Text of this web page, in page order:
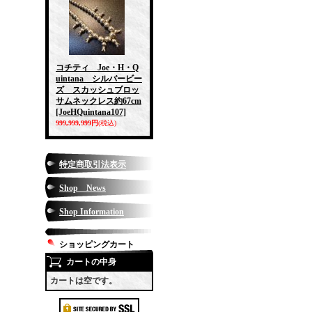
コチティ Joe・H・Q
uintana シルバービー
ズ スカッシュブロッ
サムネックレス約67cm
[JoeHQuintana107]
999,999,999円(税込)
特定商取引法表示
Shop News
Shop Information
ショッピングカート
カートの中身
カートは空です。